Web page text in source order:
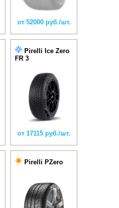
от 52000 руб./шт.
Pirelli Ice Zero
FR 3
от 17115 руб./шт.
Pirelli PZero